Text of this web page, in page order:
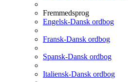
Fremmedsprog
Engelsk-Dansk ordbog
Fransk-Dansk ordbog
Spansk-Dansk ordbog
Italiensk-Dansk ordbog